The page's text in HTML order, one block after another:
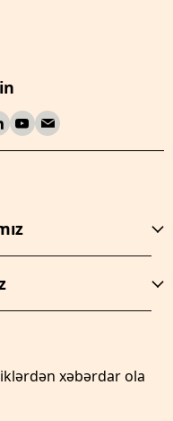
xəbərdar ola